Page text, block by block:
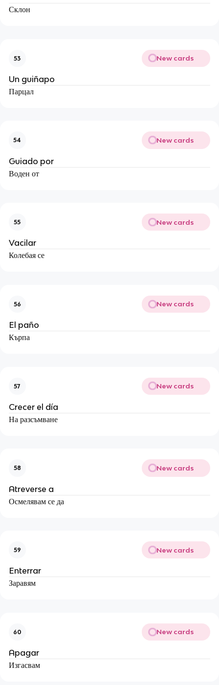
Склон
53 New cards
Un guiñapo
Парцал
54 New cards
Guiado por
Воден от
55 New cards
Vacilar
Колебая се
56 New cards
El paño
Кърпа
57 New cards
Crecer el día
На разсъмване
58 New cards
Atreverse a
Осмелявам се да
59 New cards
Enterrar
Заравям
60 New cards
Apagar
Изгасвам